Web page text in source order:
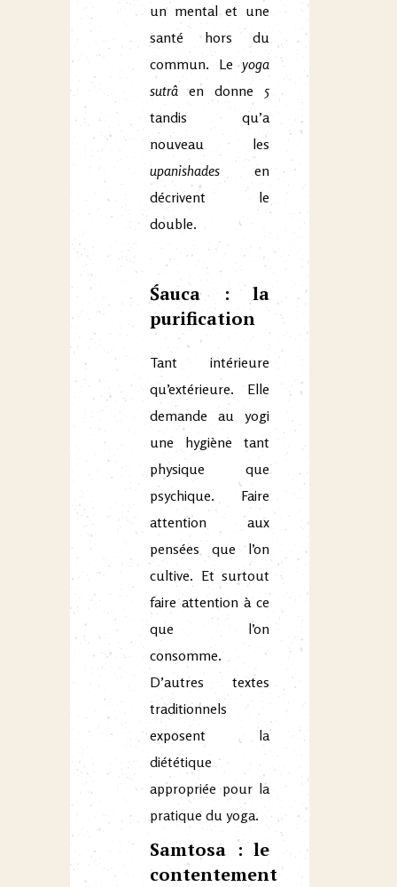
un mental et une
santé hors du
commun. Leyoga
sutrâ en donne 5
tandis qu’a
nouveau les
upanishades en
décrivent le
double.
Śauca : la
purification
Tant intérieure
qu’extérieure. Elle
demande au yogi
une hygiène tant
physique que
psychique. Faire
attention aux
pensées que l’on
cultive. Et surtout
faire attention à ce
que l’on
consomme.
D’autres textes
traditionnels
exposent la
diététique
appropriée pour la
pratique du yoga.
Samtosa : le
contentement